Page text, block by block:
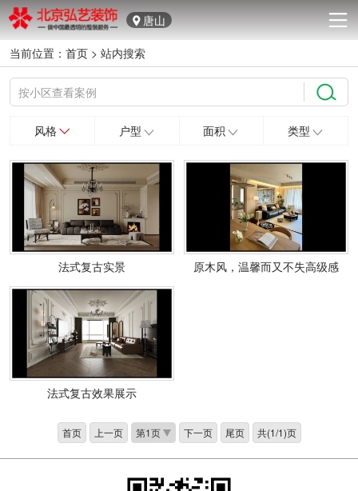
唐山
当前位置：首页 >站内搜索
风格 户型 面积 类型
法式复古实景 原木风，温馨而又不失高级感
法式复古效果展示
首页 上一页 下一页 尾页 共(1/1)页